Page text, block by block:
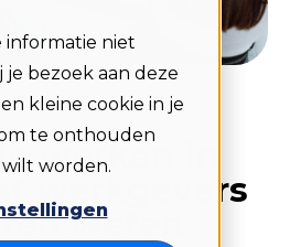
informatie niet
bezoek aan deze
kleine cookie in je
te onthouden
worden.
02-13-2025
werken in
werkgevers
weten